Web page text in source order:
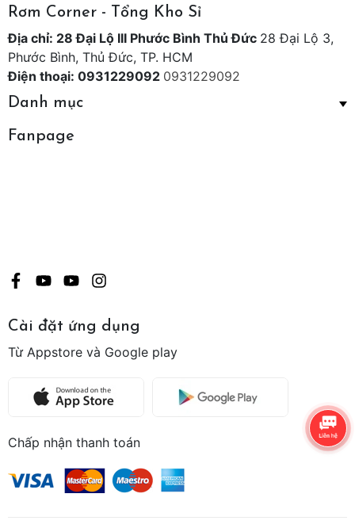
Rơm Corner - Tổng Kho Sỉ
Địa chỉ: 28 Đại Lộ III Phước Bình Thủ Đức 28 Đại Lộ 3,
Phước Bình, Thủ Đức, TP. HCM
Điện thoại: 0931229092 0931229092
Danh mục
Fanpage
Cài đặt ứng dụng
Từ Appstore và Google play
Chấp nhận thanh toán